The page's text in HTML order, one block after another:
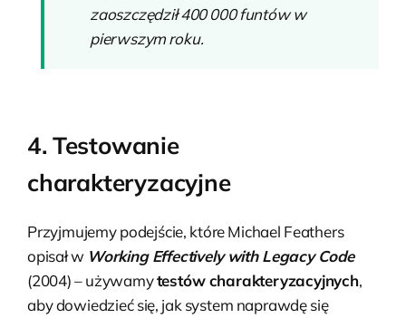
zaoszczędził 400 000 funtów w
pierwszym roku.
4. Testowanie
charakteryzacyjne
Przyjmujemy podejście, które Michael Feathers
opisał w Working Effectively with Legacy Code
(2004) – używamytestów charakteryzacyjnych,
aby dowiedzieć się, jak system naprawdę się